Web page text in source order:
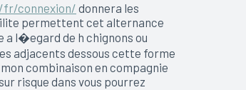
connexion/ donnera les
permettent cet alternance
a l�egard de h chignons ou
adjacents dessous cette forme
combinaison en compagnie
risque dans vous pourrez